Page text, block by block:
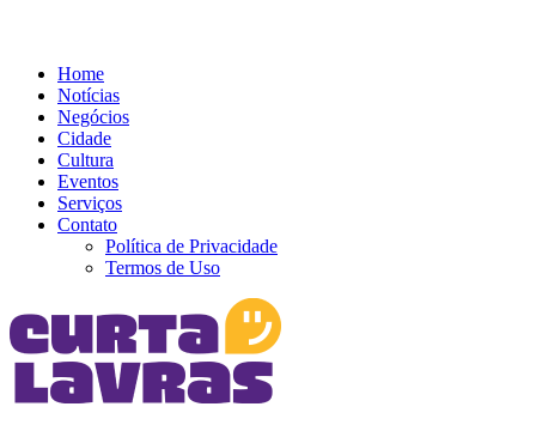
Home
Notícias
Negócios
Cidade
Cultura
Eventos
Serviços
Contato
Política de Privacidade
Termos de Uso